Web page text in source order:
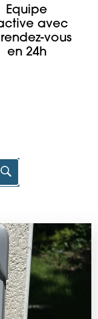
Equipe
avec
vous
en 24h